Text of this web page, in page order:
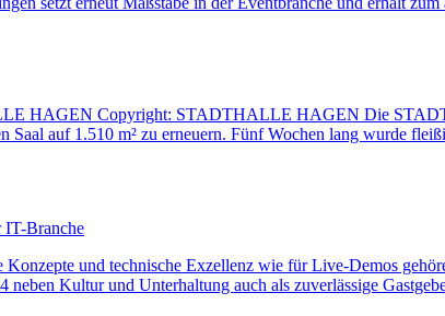
HAGEN Copyright: STADTHALLE HAGEN Die
Saal auf 1.510 m² zu erneuern. Fünf Wochen lang wurde
IT-Branche
und technische Exzellenz wie für Live-Demos
neben Kultur und Unterhaltung auch als zuverlässige